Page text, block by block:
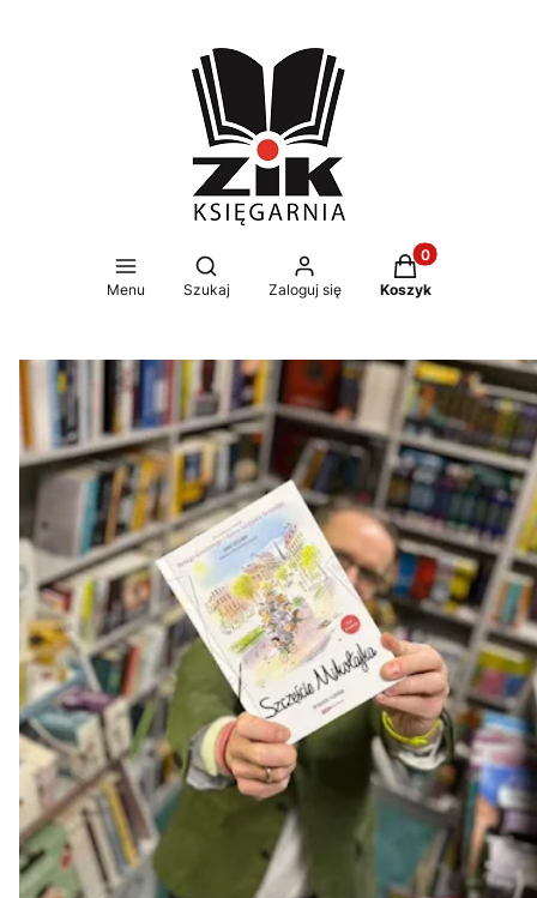
Menu
Otwórz wyszukiwarkę
Szukaj Zaloguj się
Produkty w
Koszyk